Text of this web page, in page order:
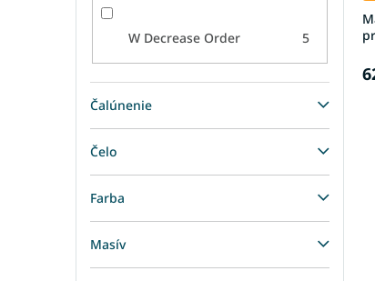
W Decrease Order 5
Čalúnenie
Čelo
Farba
Masív